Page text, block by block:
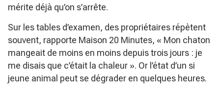
mérite déjà qu’on s’arrête.
Sur les tables d’examen, des propriétaires répètent
souvent, rapporte Maison 20 Minutes, « Mon chaton
mangeait de moins en moins depuis trois jours : je
me disais que c’était la chaleur ». Or l’état d’un si
jeune animal peut se dégrader en quelques heures.